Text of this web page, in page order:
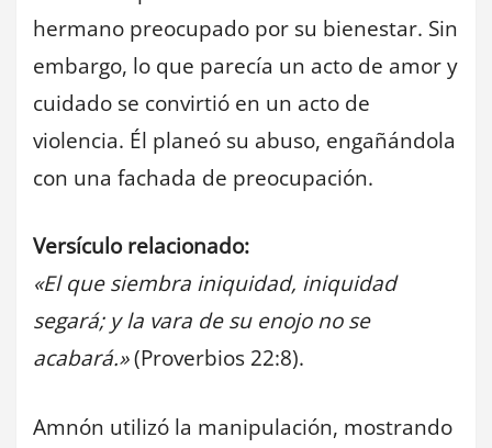
hermano preocupado por su bienestar. Sin
embargo, lo que parecía un acto de amor y
cuidado se convirtió en un acto de
violencia. Él planeó su abuso, engañándola
con una fachada de preocupación.
Versículo relacionado:
«El que siembra iniquidad, iniquidad
segará; y la vara de su enojo no se
acabará.»(Proverbios 22:8).
Amnón utilizó la manipulación, mostrando